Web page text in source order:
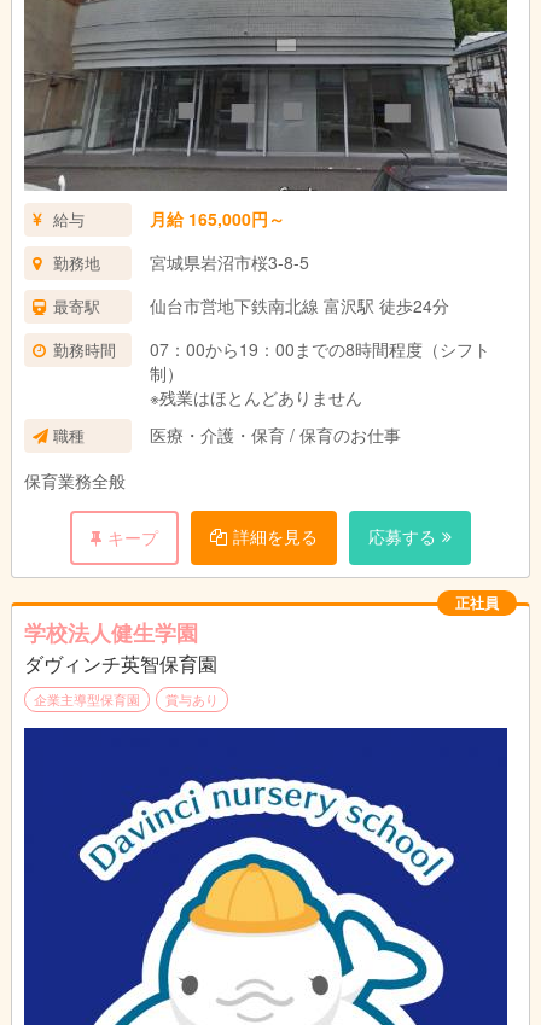
給与 月給 165,000円～
勤務地 宮城県岩沼市桜3-8-5
最寄駅 仙台市営地下鉄南北線 富沢駅 徒歩24分
勤務時間
07：00から19：00までの8時間程度（シフト
制）
※残業はほとんどありません
職種
医療・介護・保育 / 保育のお仕事
保育業務全般
キープ 詳細を見る 応募する
正社員
学校法人健生学園
ダヴィンチ英智保育園
企業主導型保育園 賞与あり